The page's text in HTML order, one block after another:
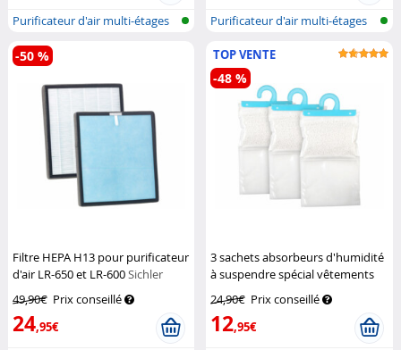
Purificateur d'air multi-étages
ave...
Purificateur d'air multi-étages
Filtre HEPA H13 pour purificateur
d'air LR-650 et LR-600Sichler
49,90€ Prix conseillé
24,95€
-50 % TOP VENTE
3 sachets absorbeurs d'humidité
à suspendre spécial vêtements
Sichler Haushaltsgeräte
24,90€ Prix conseillé
12,95€
-48 %